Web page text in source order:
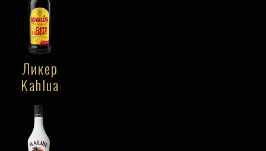
Ликер
Kahlua